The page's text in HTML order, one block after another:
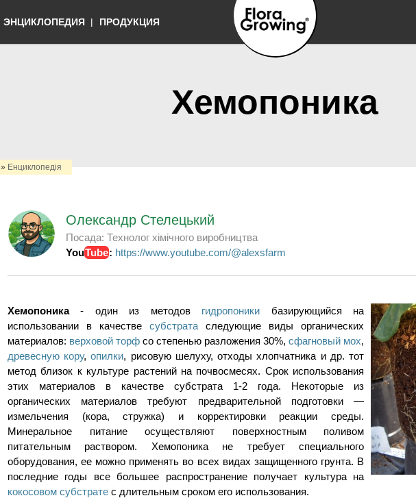
Перейти к
основному
содержанию
ЭНЦИКЛОПЕДИЯ ПРОДУКЦИЯ
Хемопоника
» Енциклопедія
Олександр Стелецький
Посада: Технолог хімічного виробництва
YouTube: https://www.youtube.com/@alexsfarm
Хемопоника- один из методов гидропоники базирующийся на
использовании в качестве субстрата следующие виды органических
материалов: верховой торф со степенью разложения 30%, сфагновый мох,
древесную кору,опилки, рисовую шелуху, отходы хлопчатника и др. тот
метод близок к культуре растений на почвосмесях. Срок использования
этих материалов в качестве субстрата 1-2 года. Некоторые из
органических материалов требуют предварительной подготовки —
измельчения (кора, стружка) и корректировки реакции среды.
Минеральное питание осуществляют поверхностным поливом
питательным раствором. Хемопоника не требует специального
оборудования, ее можно применять во всех видах защищенного грунта. В
последние годы все большее распространение получает культура на
кокосовом субстрате с длительным сроком его использования.